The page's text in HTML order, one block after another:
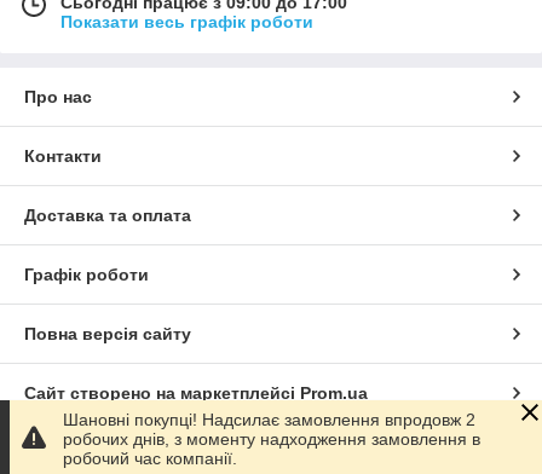
Показати весь графік роботи
Про нас
Контакти
Доставка та оплата
Графік роботи
Повна версія сайту
Сайт створено на маркетплейсі Prom.ua
Політика конфіденційності
Шановні покупці! Надсилає замовлення впродовж 2
робочих днів, з моменту надходження замовлення в
робочий час компанії.